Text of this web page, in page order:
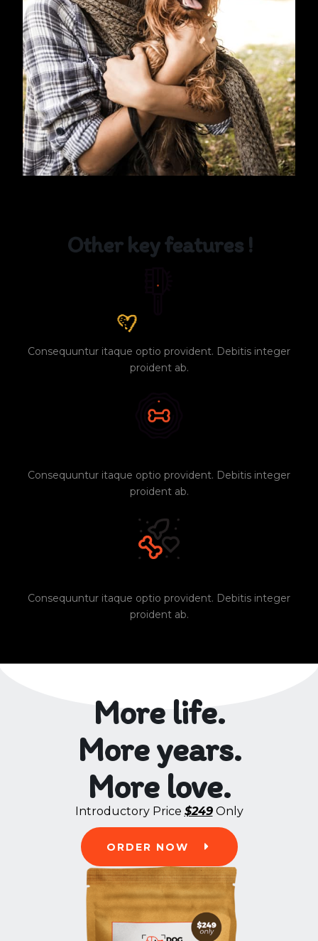
Other key features !
Thick and silky fur
Consequuntur itaque optio provident. Debitis integer
proident ab.
Consequuntur itaque optio provident. Debitis integer
proident ab.
Consequuntur itaque optio provident. Debitis integer
proident ab.
More life.
More years.
More love.
Introductory Price $249Only
ORDER NOW